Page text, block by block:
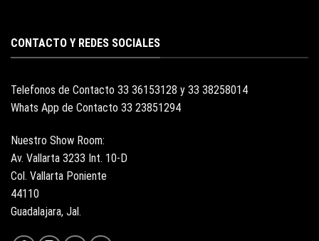
CONTACTO Y REDES SOCIALES
Telefonos de Contacto 33 36153128 y 33 38258014
Whats App de Contacto 33 23851294
Nuestro Show Room:
Av. Vallarta 3233 Int. 10-D
Col. Vallarta Poniente
44110
Guadalajara, Jal.